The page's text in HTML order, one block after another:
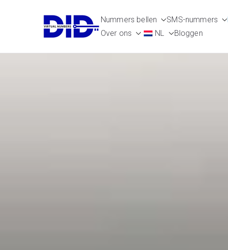
Virtuele telefoonnummers
Nummers bellen SMS-nummers
Over ons
NL Bloggen